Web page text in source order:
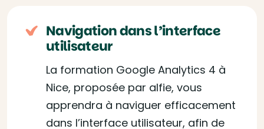
Navigation dans l’interface
utilisateur
La formation Google Analytics 4 à
Nice, proposée par alfie, vous
apprendra à naviguer efficacement
dans l’interface utilisateur, afin de